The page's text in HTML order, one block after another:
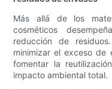
Más allá de los
cosméticos
reducción de
minimizar el exceso de
fomentar la
impacto ambiental total.